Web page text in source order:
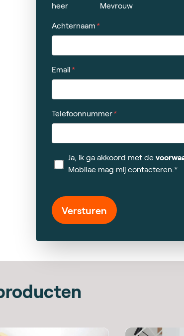
heer
Mevrouw
Achternaam
Email
Telefoonnummer
Ja, ik ga akkoord met de
Mobilae mag mij contacteren.*
Versturen